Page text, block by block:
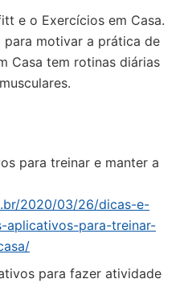
e o Exercícios em Casa.
motivar a prática de
Casa tem rotinas diárias
para treinar e manter a
2020/03/26/dicas-e-
aplicativos-para-treinar-
para fazer atividade